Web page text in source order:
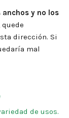
anchos y no los
dirección. Si
mal
de usos.